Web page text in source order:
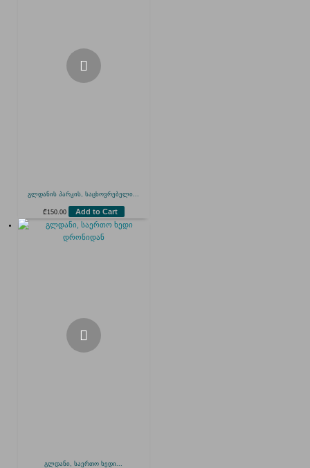
გლდანის პარკის, საცხოვრებელი...
₾150.00 Add to Cart
გლდანი, საერთო ხედი...